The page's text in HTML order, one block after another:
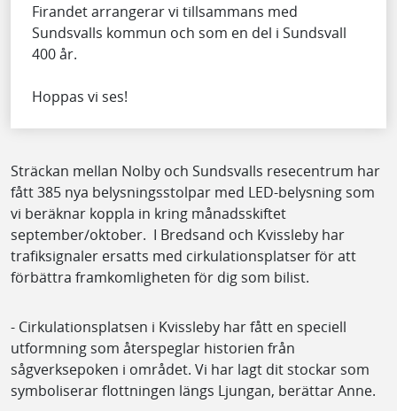
Firandet arrangerar vi tillsammans med
Sundsvalls kommun och som en del i Sundsvall
400 år.
Hoppas vi ses!
Sträckan mellan Nolby och Sundsvalls resecentrum har
fått 385 nya belysningsstolpar med LED-belysning som
vi beräknar koppla in kring månadsskiftet
september/oktober. I Bredsand och Kvissleby har
trafiksignaler ersatts med cirkulationsplatser för att
förbättra framkomligheten för dig som bilist.
- Cirkulationsplatsen i Kvissleby har fått en speciell
utformning som återspeglar historien från
sågverksepoken i området. Vi har lagt dit stockar som
symboliserar flottningen längs Ljungan, berättar Anne.